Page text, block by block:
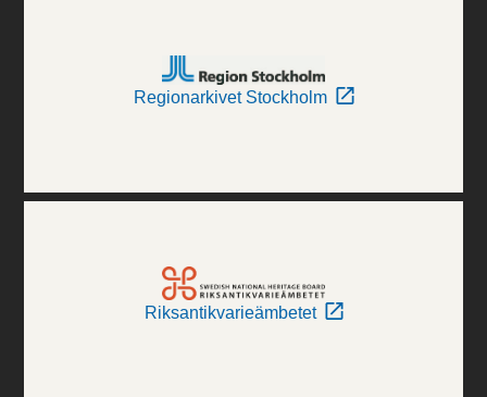
Regionarkivet Stockholm
Riksantikvarieämbetet